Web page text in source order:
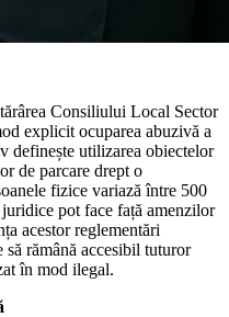
Consiliului Local Sector
explicit ocuparea abuzivă a
definește utilizarea obiectelor
de parcare drept o
fizice variază între 500
pot face față amenzilor
acestor reglementări
rămână accesibil tuturor
în mod ilegal.